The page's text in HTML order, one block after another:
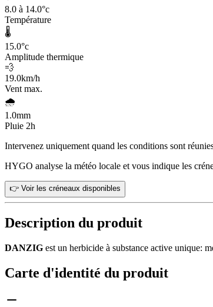
8.0 à 14.0°c
Température
🌡️
15.0°c
Amplitude thermique
💨
19.0km/h
Vent max.
🌧️
1.0mm
Pluie 2h
Intervenez uniquement quand les conditions sont
HYGO analyse la météo locale et vous indique les
👉 Voir les créneaux disponibles
Description du produit
DANZIG est un herbicide à substance active unique:
Carte d'identité du produit